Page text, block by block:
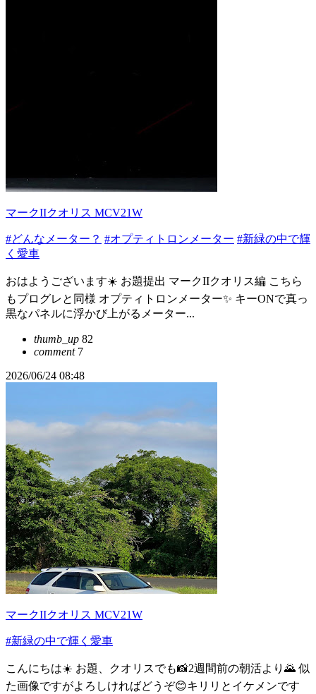
マークIIクオリス MCV21W
#どんなメーター？ #オプティトロンメーター #新緑の中で輝
く愛車
おはようございます☀️ お題提出 マークIIクオリス編 こちら
もプログレと同様 オプティトロンメーター✨️ キーONで真っ
黒なパネルに浮かび上がるメーター...
thumb_up 82
comment7
2026/06/24 08:48
マークIIクオリス MCV21W
#新緑の中で輝く愛車
こんにちは☀️ お題、クオリスでも📸2週間前の朝活より🌄 似
た画像ですがよろしければどうぞ😊キリリとイケメンです